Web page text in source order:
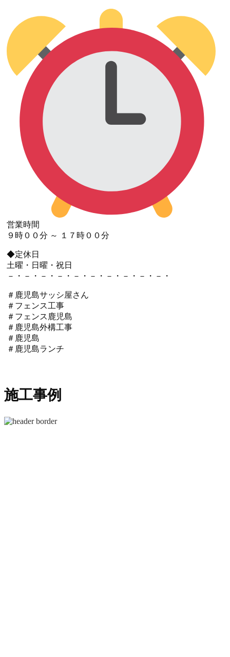
営業時間
９時００分 ～ １７時００分
◆定休日
土曜・日曜・祝日
－・－・－・－・－・－・－・－・－・－・
＃鹿児島サッシ屋さん
＃フェンス工事
＃フェンス鹿児島
＃鹿児島外構工事
＃鹿児島
＃鹿児島ランチ
施工事例